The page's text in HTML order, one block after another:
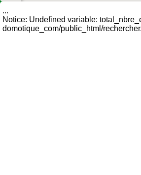
...
Notice: Undefined variable:
domotique_com/public_html/